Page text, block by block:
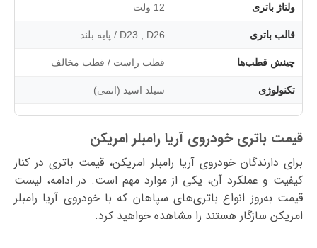
ولتاژ باتری 12 ولت
قالب باتری D23 , D26 / پایه بلند
چینش قطب‌ها قطب راست / قطب مخالف
تکنولوژی سیلد اسید (اتمی)
قیمت باتری خودروی آریا رامبلر امریکن
برای دارندگان خودروی آریا رامبلر امریکن، قیمت باتری در کنار
کیفیت و عملکرد آن، یکی از موارد مهم است. در ادامه، لیست
قیمت به‌روز انواع باتری‌های سپاهان که با خودروی آریا رامبلر
امریکن سازگار هستند را مشاهده خواهید کرد.